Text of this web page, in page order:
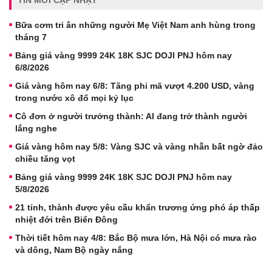
Bữa cơm tri ân những người Mẹ Việt Nam anh hùng trong
tháng 7
Bảng giá vàng 9999 24K 18K SJC DOJI PNJ hôm nay
6/8/2026
Giá vàng hôm nay 6/8: Tăng phi mã vượt 4.200 USD, vàng
trong nước xô đổ mọi kỷ lục
Cô đơn ở người trưởng thành: AI đang trở thành người
lắng nghe
Giá vàng hôm nay 5/8: Vàng SJC và vàng nhẫn bất ngờ đảo
chiều tăng vọt
Bảng giá vàng 9999 24K 18K SJC DOJI PNJ hôm nay
5/8/2026
21 tỉnh, thành được yêu cầu khẩn trương ứng phó áp thấp
nhiệt đới trên Biển Đông
Thời tiết hôm nay 4/8: Bắc Bộ mưa lớn, Hà Nội có mưa rào
và dông, Nam Bộ ngày nắng